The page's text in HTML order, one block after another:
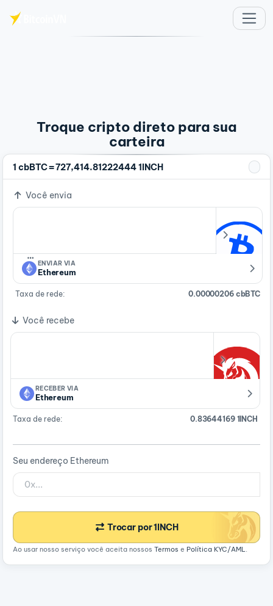
Troque cripto direto para sua
carteira
1 cbBTC=727,414.81222444 1INCH
Você envia
…
ENVIAR VIA
Ethereum
Taxa de rede: 0.00000206 cbBTC
Você recebe
RECEBER VIA
Ethereum
Taxa de rede: 0.83644169 1INCH
Seu endereço Ethereum
Trocar por 1INCH
Ao usar nosso serviço você aceita nossos Termos e Política KYC/AML.